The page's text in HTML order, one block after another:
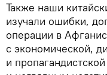
Также наши
изучали ошибки,
операции в
с экономической,
и